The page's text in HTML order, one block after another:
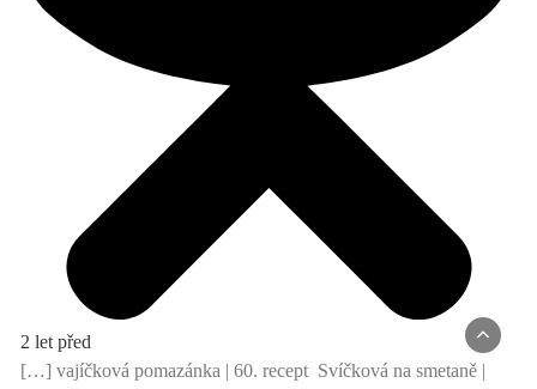
2 let před
[…] vajíčková pomazánka | 60. recept Svíčková na smetaně |